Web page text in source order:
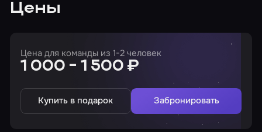
Цены
Цена для команды из 1-2 человек
1 000 - 1 500 ₽
Купить в подарок Забронировать